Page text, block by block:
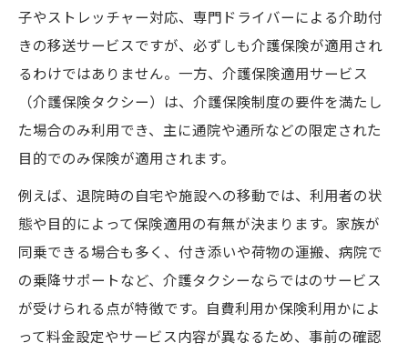
子やストレッチャー対応、専門ドライバーによる介助付
きの移送サービスですが、必ずしも介護保険が適用され
るわけではありません。一方、介護保険適用サービス
（介護保険タクシー）は、介護保険制度の要件を満たし
た場合のみ利用でき、主に通院や通所などの限定された
目的でのみ保険が適用されます。
例えば、退院時の自宅や施設への移動では、利用者の状
態や目的によって保険適用の有無が決まります。家族が
同乗できる場合も多く、付き添いや荷物の運搬、病院で
の乗降サポートなど、介護タクシーならではのサービス
が受けられる点が特徴です。自費利用か保険利用かによ
って料金設定やサービス内容が異なるため、事前の確認